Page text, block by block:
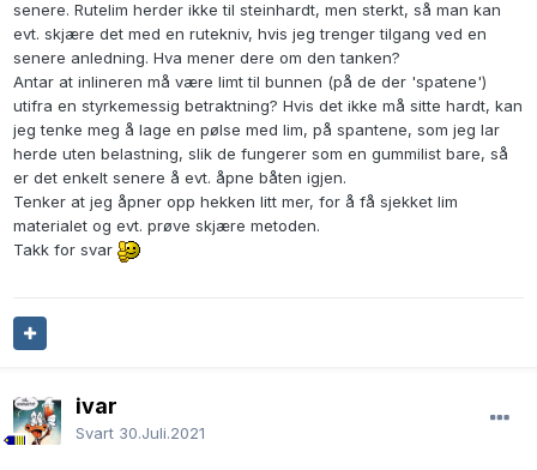
senere. Rutelim herder ikke til steinhardt, men sterkt, så man kan
evt. skjære det med en rutekniv, hvis jeg trenger tilgang ved en
senere anledning. Hva mener dere om den tanken?
Antar at inlineren må være limt til bunnen (på de der 'spatene')
utifra en styrkemessig betraktning? Hvis det ikke må sitte hardt, kan
jeg tenke meg å lage en pølse med lim, på spantene, som jeg lar
herde uten belastning, slik de fungerer som en gummilist bare, så
er det enkelt senere å evt. åpne båten igjen.
Tenker at jeg åpner opp hekken litt mer, for å få sjekket lim
materialet og evt. prøve skjære metoden.
Takk for svar
ivar
Svart 30.Juli.2021